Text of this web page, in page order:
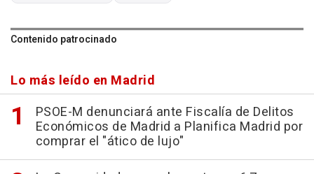
Contenido patrocinado
Lo más leído en Madrid
PSOE-M denunciará ante Fiscalía de Delitos
Económicos de Madrid a Planifica Madrid por
comprar el "ático de lujo"